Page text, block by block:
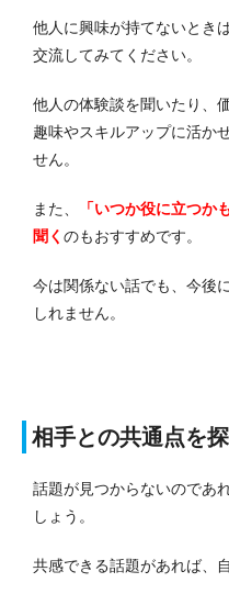
他人に興味が持てないとき
交流してみてください。
他人の体験談を聞いたり、
趣味やスキルアップに活か
せん。
また、
「いつか役に立つか
聞く のもおすすめです。
今は関係ない話でも、今後
しれません。
相手との共通点を
話題が見つからないのであ
しょう。
共感できる話題があれば、